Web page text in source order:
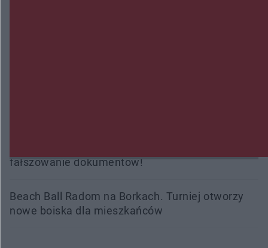
fałszowanie dokumentów!
Beach Ball Radom na Borkach. Turniej otworzy
nowe boiska dla mieszkańców